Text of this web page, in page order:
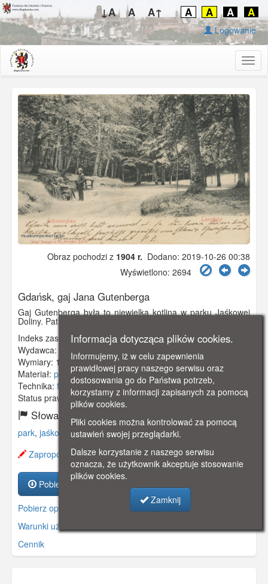
↓A A A↑ A A A A
Logowanie
Obraz pochodzi z 1904 r. Dodano: 2019-10-26 00:38
Wyświetlono: 2694
Gdańsk, gaj Jana Gutenberga
Gaj Gutenberga była to niewielka kotlina w parku Jaśkowej
Doliny. Patrona otrzymała w 1840 r. Obieg 1907 r.
Indeks zasobu:GSP00582
Wydawca:
Stengel & Co., Dresden
Wymiary: 138 x 86 mm
Materiał: pocztówka
Technika: fotografia czarno-biała
Status prawny:Użycie Niekomercyjne
Słowa kluczowe:
park, jaśkowa dolina,gaj,wrzeszcz,
Zaproponuj zmianę opisu.
Pobierz zasób
Pobierz opis
Warunki używania zasobów.
Cennik
Informacja dotycząca plików cookies.
Informujemy, iż w celu zapewnienia
prawidłowej pracy naszego serwisu oraz
dostosowania go do Państwa potrzeb,
korzystamy z informacji zapisanych za pomocą
plików cookies.
Pliki cookies można kontrolować za pomocą
ustawień swojej przeglądarki.
Dalsze korzystanie z naszego serwisu
oznacza, że użytkownik akceptuje stosowanie
plików cookies.
Zamknij